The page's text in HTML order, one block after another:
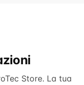
Store. La tua